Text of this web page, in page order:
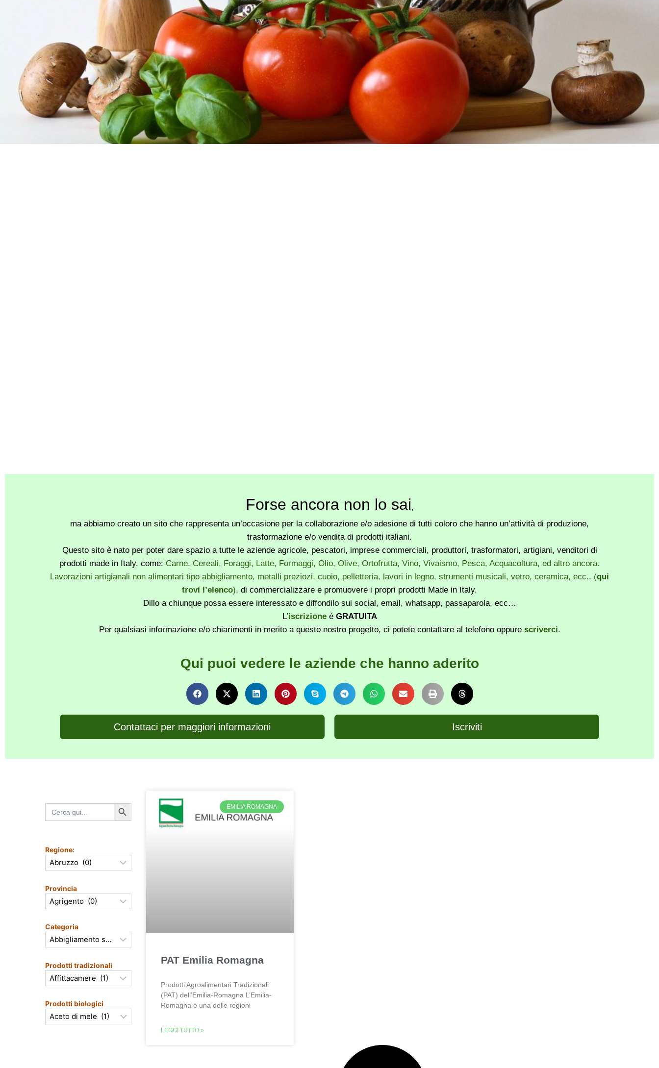
Forse ancora non lo sai,
ma abbiamo creato un sito che rappresenta un’occasione per la collaborazione e/o adesione di tutti coloro che hanno un’attività di produzione,
trasformazione e/o vendita di prodotti italiani.
Questo sito è nato per poter dare spazio a tutte le aziende agricole, pescatori, imprese commerciali, produttori, trasformatori, artigiani, venditori di
prodotti made in Italy, come: Carne, Cereali, Foraggi, Latte, Formaggi, Olio, Olive, Ortofrutta, Vino, Vivaismo, Pesca, Acquacoltura, ed altro ancora.
Lavorazioni artigianali non alimentari tipo abbigliamento, metalli preziozi, cuoio, pelletteria, lavori in legno, strumenti musicali, vetro, ceramica, ecc.. (qui
trovi l’elenco), di commercializzare e promuovere i propri prodotti Made in Italy.
Dillo a chiunque possa essere interessato e diffondilo sui social, email, whatsapp, passaparola, ecc…
L’iscrizioneè GRATUITA
Per qualsiasi informazione e/o chiarimenti in merito a questo nostro progetto, ci potete contattare al telefono oppure scriverci.
Qui puoi vedere le aziende che hanno aderito
Contattaci per maggiori informazioni Iscriviti
Search
for:
Search Button
Regione:
Provincia
Categoria
Prodotti tradizionali
Prodotti biologici
EMILIA ROMAGNA
PAT Emilia Romagna
Prodotti Agroalimentari Tradizionali
(PAT) dell’Emilia-Romagna L’Emilia-
Romagna è una delle regioni
LEGGI TUTTO »